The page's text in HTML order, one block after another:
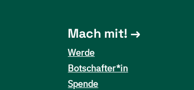
Mach mit!
Werde
Botschafter*in
Spende